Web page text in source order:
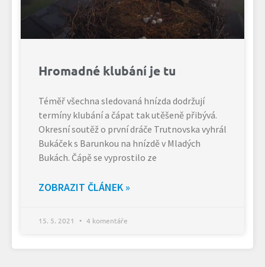
Hromadné klubání je tu
Téměř všechna sledovaná hnízda dodržují
termíny klubání a čápat tak utěšeně přibývá.
Okresní soutěž o první dráče Trutnovska vyhrál
Bukáček s Barunkou na hnízdě v Mladých
Bukách. Čápě se vyprostilo ze
ZOBRAZIT ČLÁNEK »
15. 5. 2021 4 komentáře